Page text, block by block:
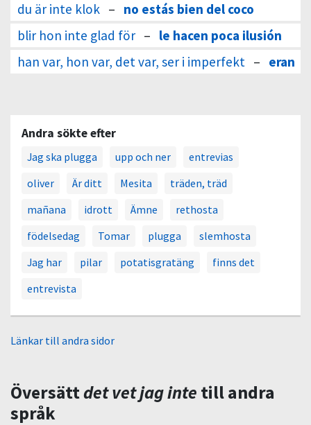
du är inte klok – no estás bien del coco
blir hon inte glad för – le hacen poca ilusión
han var, hon var, det var, ser i imperfekt – eran
Andra sökte efter
Jag ska plugga upp och ner
entrevias
oliver
Är ditt Mesita
träden, träd
mañana
idrott Ämne
rethosta
födelsedag
Tomar plugga
slemhosta
Jag har
pilar potatisgratäng
finns det
entrevista
Länkar till andra sidor
Översättdet vet jag inte till andra
språk